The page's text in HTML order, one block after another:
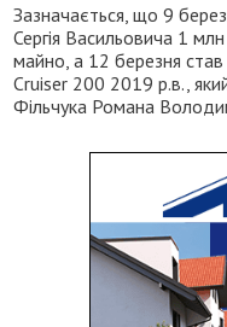
Зазначається, що 9
Сергія Васильовича 1
майно, а 12 березня
Cruiser 200 2019 р.в.,
Фільчука Романа